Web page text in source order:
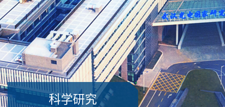
科学研究